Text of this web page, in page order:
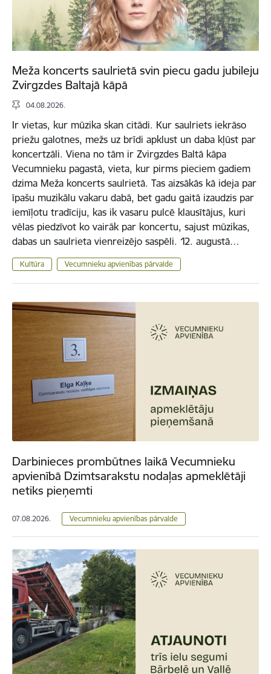
Meža koncerts saulrietā svin piecu gadu jubileju
Zvirgzdes Baltajā kāpā
04.08.2026.
Ir vietas, kur mūzika skan citādi. Kur saulriets iekrāso
priežu galotnes, mežs uz brīdi apklust un daba kļūst par
koncertzāli. Viena no tām ir Zvirgzdes Baltā kāpa
Vecumnieku pagastā, vieta, kur pirms pieciem gadiem
dzima Meža koncerts saulrietā. Tas aizsākās kā ideja par
īpašu muzikālu vakaru dabā, bet gadu gaitā izaudzis par
iemīļotu tradīciju, kas ik vasaru pulcē klausītājus, kuri
vēlas piedzīvot ko vairāk par koncertu, sajust mūzikas,
dabas un saulrieta vienreizējo saspēli. 12. augustā…
Kultūra Vecumnieku apvienības pārvalde
Darbinieces prombūtnes laikā Vecumnieku
apvienībā Dzimtsarakstu nodaļas apmeklētāji
netiks pieņemti
07.08.2026. Vecumnieku apvienības pārvalde